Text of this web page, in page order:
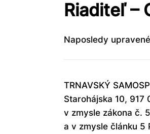
Riaditeľ –
Naposledy
TRNAVSKÝ
Starohájska 10, 917
v zmysle zákona č.
a v zmysle článku 5